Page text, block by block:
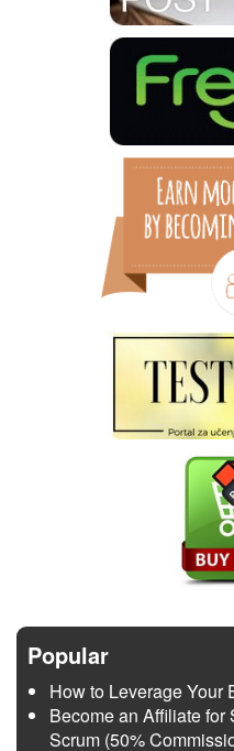
Popular
How to Leverage Your
Become an Affiliate for
Scrum (50%